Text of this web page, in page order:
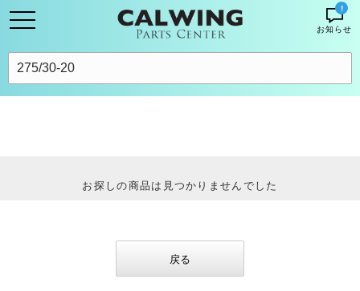
!
お知らせ
お探しの商品は見つかりませんでした
戻る